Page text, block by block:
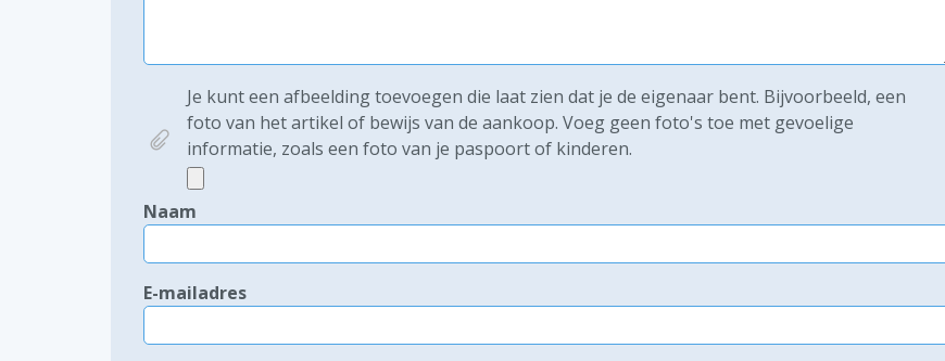
Je kunt een afbeelding toevoegen die laat zien dat je de eigenaar bent. Bijvoorbeeld, een
foto van het artikel of bewijs van de aankoop. Voeg geen foto's toe met gevoelige
informatie, zoals een foto van je paspoort of kinderen.
Naam
E-mailadres